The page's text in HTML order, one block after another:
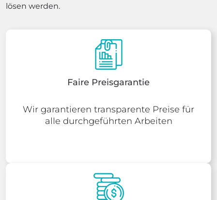
lösen werden.
Faire Preisgarantie
Wir garantieren transparente Preise für
alle durchgeführten Arbeiten